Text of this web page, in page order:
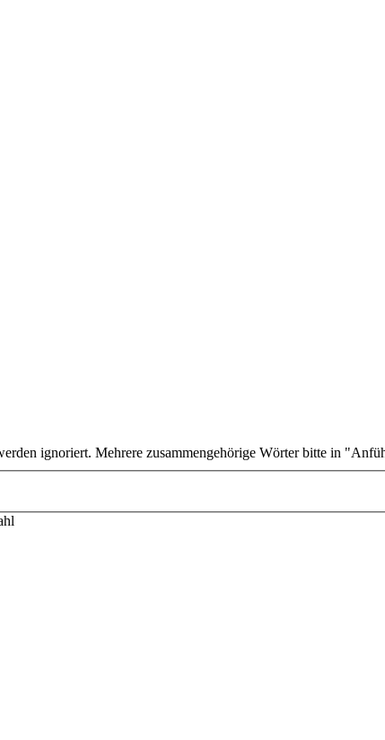
ignoriert. Mehrere zusammengehörige Wörter bitte in